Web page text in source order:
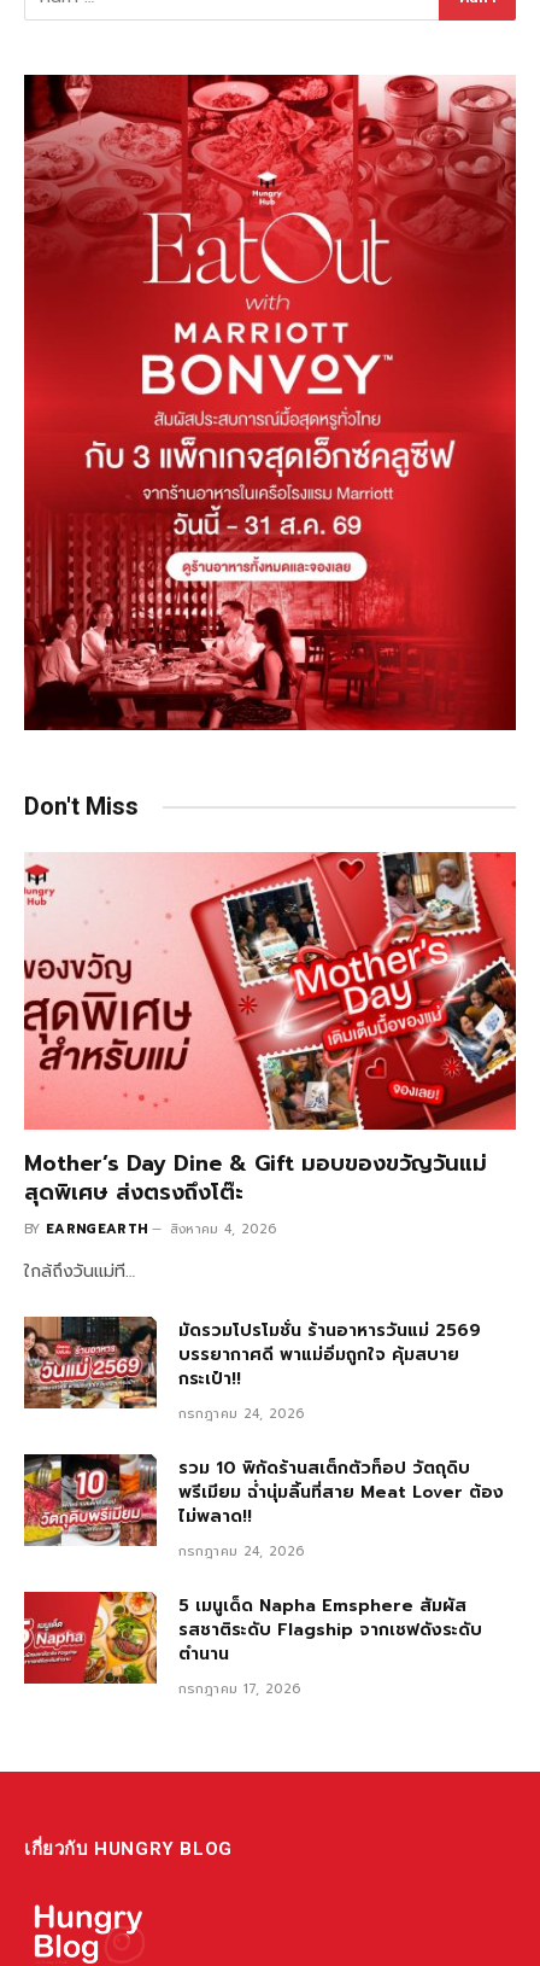
Don't Miss
Mother’s Day Dine & Gift มอบของขวัญวันแม่
สุดพิเศษ ส่งตรงถึงโต๊ะ
BY EARNGEARTH สิงหาคม 4, 2026
ใกล้ถึงวันแม่ที…
มัดรวมโปรโมชั่น ร้านอาหารวันแม่ 2569
บรรยากาศดี พาแม่อิ่มถูกใจ คุ้มสบาย
กระเป๋า!!
กรกฎาคม 24, 2026
รวม 10 พิกัดร้านสเต็กตัวท็อป วัตถุดิบ
พรีเมียม ฉ่ำนุ่มลิ้นที่สาย Meat Lover ต้อง
ไม่พลาด!!
กรกฎาคม 24, 2026
5 เมนูเด็ด Napha Emsphere สัมผัส
รสชาติระดับ Flagship จากเชฟดังระดับ
ตำนาน
กรกฎาคม 17, 2026
เกี่ยวกับ HUNGRY BLOG